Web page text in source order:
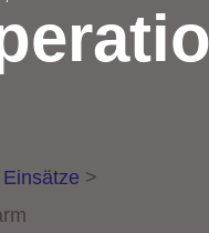
Einsätze >